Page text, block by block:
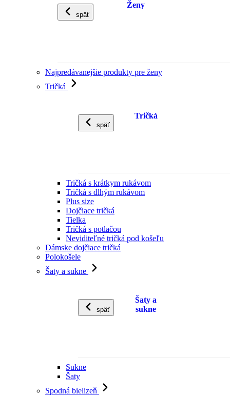
späť
Ženy
Najpredávanejšie produkty pre ženy
Tričká
späť
Tričká
Tričká s krátkym rukávom
Tričká s dlhým rukávom
Plus size
Dojčiace tričká
Tielka
Tričká s potlačou
Neviditeľné tričká pod košeľu
Dámske dojčiace tričká
Polokošele
Šaty a sukne
späť
Šaty a
sukne
Sukne
Šaty
Spodná bielizeň